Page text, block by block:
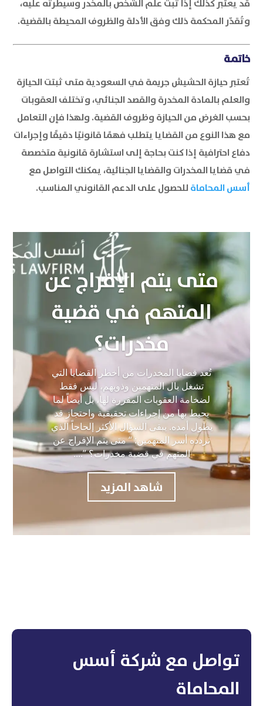
قد يعتبر كذلك إذا ثبت علم الشخص بالمخدر وسيطرته عليه،
وتُقدّر المحكمة ذلك وفق الأدلة والظروف المحيطة بالقضية.
خاتمة
تُعتبر حيازة الحشيش جريمة في السعودية متى ثبتت الحيازة
والعلم بالمادة المخدرة والقصد الجنائي، وتختلف العقوبات
بحسب الغرض من الحيازة وظروف القضية. ولهذا فإن التعامل
مع هذا النوع من القضايا يتطلب فهمًا قانونيًا دقيقًا وإجراءات
دفاع احترافية إذا كنت بحاجة إلى استشارة قانونية متخصصة
في قضايا المخدرات والقضايا الجنائية، يمكنك التواصل مع
أسس المحاماة للحصول على الدعم القانوني المناسب.
متى يتم الإفراج عن
المتهم في قضية
مخدرات؟
تُعد قضايا المخدرات من أخطر القضايا التي
تشغل بال المتهمين وذويهم، ليس فقط
لضخامة العقوبات المقررة لها، بل أيضاً لما
يحيط بها من إجراءات تحقيقية واحتجاز قد
يطول أمده. يبقى السؤال الأكثر إلحاحاً الذي
تردده أسر المتهمين: “ متى يتم الإفراج عن
المتهم في قضية مخدرات؟ ”....
شاهد المزيد
تواصل مع شركة أسس
المحاماة